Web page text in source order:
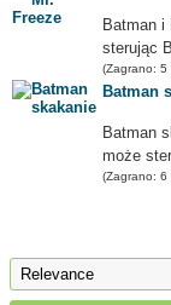
Batman i
sterując
(Zagrano: 5
Batman
Batman
może
(Zagrano: 6